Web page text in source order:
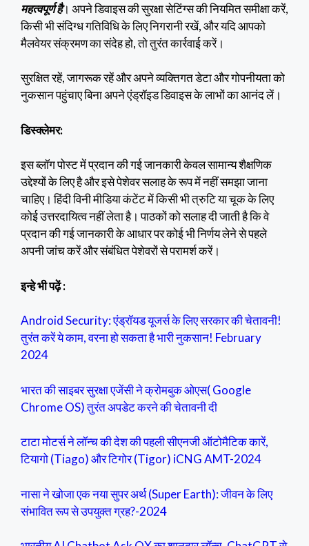
महत्वपूर्ण है। अपने डिवाइस की सुरक्षा सेटिंग्स की नियमित समीक्षा करें,
किसी भी संदिग्ध गतिविधि के लिए निगरानी रखें, और यदि आपको
मैलवेयर संक्रमण का संदेह हो, तो तुरंत कार्रवाई करें।
सुरक्षित रहें, जागरूक रहें और अपने व्यक्तिगत डेटा और गोपनीयता को
नुकसान पहुंचाए बिना अपने एंड्रॉइड डिवाइस के लाभों का आनंद लें।
डिस्क्लेमर:
इस ब्लॉग पोस्ट में प्रदान की गई जानकारी केवल सामान्य शैक्षणिक
उद्देश्यों के लिए है और इसे पेशेवर सलाह के रूप में नहीं समझा जाना
चाहिए। हिंदी विनी मीडिया कंटेंट में किसी भी त्रुटि या चूक के लिए
कोई उत्तरदायित्व नहीं लेता है। पाठकों को सलाह दी जाती है कि वे
प्रदान की गई जानकारी के आधार पर कोई भी निर्णय लेने से पहले
अपनी जांच करें और संबंधित पेशेवरों से परामर्श करें।
इन्हे भी पढ़ें :
Android Security: एंड्रॉयड यूजर्स के लिए सरकार की चेतावनी!
तुरंत करें ये काम, वरना हो सकता है भारी नुकसान! February
2024
भारत की साइबर सुरक्षा एजेंसी ने क्रोमबुक ओएस( Google
Chrome OS) तुरंत अपडेट करने की चेतावनी दी
टाटा मोटर्स ने लॉन्च की देश की पहली सीएनजी ऑटोमैटिक कारें,
टियागो (Tiago) और टिगोर (Tigor) iCNG AMT-2024
नासा ने खोजा एक नया सुपर अर्थ (Super Earth): जीवन के लिए
संभावित रूप से उपयुक्त ग्रह?-2024